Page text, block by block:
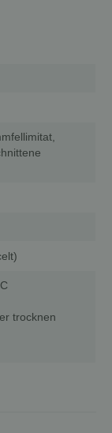
trocknen